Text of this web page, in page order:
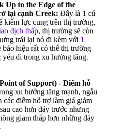
Up to the Edge of the
lại cạnh Creek: Đây là 1 cú
kiểm lực cung trên thị trường,
dịch thấp, thị trường sẽ còn
trái lại nó đi kèm với 1
báo hiệu rất có thể thị trường
yếu đi trong xu hướng tăng.
of Support) - Điểm hỗ
xu hướng tăng mạnh, ngẫu
các điểm hỗ trợ làm giá giảm
cao hơn đáy trước nhưng
giảm thấp hơn những đáy